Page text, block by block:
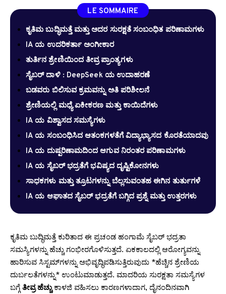
LE SOMMAIRE
ಕೃತಿಮ ಬುದ್ಧಿಮತ್ತೆ ಮತ್ತು ಅದರ ಸುರಕ್ಷತೆ ಸಂಬಂಧಿತ ಪರಿಣಾಮಗಳು
IA ಯ ಉದರಿಕರ್ತಾ ಅಂಗೀಕಾರ
ತುರ್ತಿನ ಶ್ರೇಣಿಯಿಂದ ತೀವ್ರ ಪ್ರಾಂತ್ಯಗಳು
ಸೈಬರ್ ದಾಳಿ : DeepSeek ಯ ಉದಾಹರಣೆ
ಬಡವರು ಬಿಲಿಸುವ ಕ್ರಮವನ್ನು ಅತಿ ಪರಿಶೀಲನೆ
ಶ್ರೇಣಿಯಲ್ಲಿ ಮಧ್ಯೆ ಏಕೀಕರಣ ಮತ್ತು ಕಾಯಿದೆಗಳು
IA ಯ ವಿಶ್ವಾಸದ ಸಮಸ್ಯೆಗಳು
IA ಯ ಸಂಬಂಧಿಸಿದ ಆತಂಕಗಳತೆಗೆ ವಿದ್ಯಾಭ್ಯಾಸದ ಕೊರತೆಯಾದವು
IA ಯ ದುಷ್ಪರಿಣಾಮದಿಂದ ಆಗುವ ನಿರಂತರ ಪರಿಣಾಮಗಳು
IA ಯ ಸೈಬರ್ ಭದ್ರತೆಗೆ ಭವಿಷ್ಯದ ದೃಷ್ಟಿಕೋನಗಳು
ಸಾಧಕಗಳು ಮತ್ತು ತ್ರೂಟಗಳನ್ನು ಬೆಲ್ಲಸುವಂತಹ ಈಗಿನ ತುರ್ತುಗಳೆ
IA ಯ ಆಘಾತದ ಸೈಬರ್ ಭದ್ರತೆಗೆ ಬಗ್ಗಿದ ಪ್ರಶ್ನೆ ಮತ್ತು ಉತ್ತರಗಳು
ಕೃತಿಮ ಬುದ್ಧಿಮತ್ತೆ ಕುರಿತಾದ ಈ ಪ್ರಚಂಡ ಹಂಗಾಮೆ ಸೈಬರ್ ಭದ್ರತಾ
ಸಮಸ್ಯಿಗಳನ್ನು ಹೆಚ್ಚು ಗಂಭೀರಗೊಳಿಸುತ್ತದೆ. ಏಕಕಾಲದಲ್ಲಿ ಆರೋಗ್ಯವನ್ನು
ಹಾರಿಸುವ ಸಿಸ್ಟಮ್‌ಗಳನ್ನು ಅಭಿವೃದ್ಧಿಪಡಿಸುತ್ತಿರುವುದು *ಹೆಚ್ಚಿನ ಶ್ರೇಣಿಯ
ದುರ್ಬಲತೆಗಳನ್ನು* ಉಂಟುಮಾಡುತ್ತದೆ. ಮಾದರಿಯ ಸುರಕ್ಷತಾ ಸಮಸ್ಯೆಗಳ
ಬಗ್ಗೆ ತೀವ್ರ ಹೆಚ್ಚುಕಾಳಜಿ ವಹಿಸಲು ಕಾರಣಗಳಾದಾಗ, ದೈನಂದಿನವಾಗಿ